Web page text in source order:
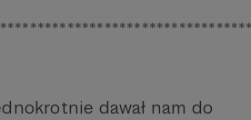
dawał nam do